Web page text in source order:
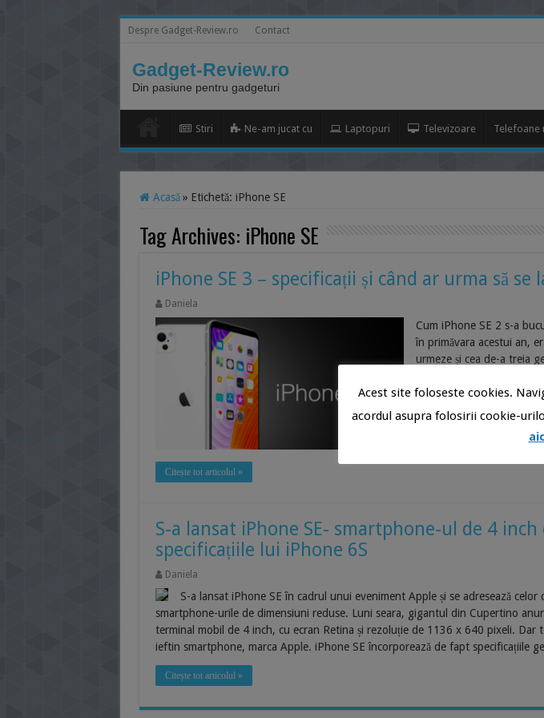
Despre Gadget-Review.ro Contact
Gadget-Review.ro
Din pasiune pentru gadgeturi
Stiri Ne-am jucat cu Laptopuri Televizoare Telefoane
Acasă » Etichetă: iPhone SE
Tag Archives: iPhone SE
iPhone SE 3 – specificații și când ar urma să se
Daniela
Cum iPhone SE 2 s-a
în primăvara acestui an,
urmeze și cea de-a treia
Ming-Chi Kuo, Apple ar
SE 3 undeva la
Deocamdată nu se știe
Citește tot articolul »
S-a lansat iPhone SE- smartphone-ul de 4 inch
specificațiile lui iPhone 6S
Daniela
S-a lansat iPhone SE în cadrul unui eveniment Apple și se adresează celor
smartphone-urile de dimensiuni reduse. Luni seara, gigantul din Cupertino
terminal mobil de 4 inch, cu ecran Retina și rezoluție de 1136 x 640 pixeli. Dar
ieftin smartphone, marca Apple. iPhone SE încorporează de fapt specificațiile
Citește tot articolul »
Acest site foloseste cookies.
acordul asupra folosirii cookie-